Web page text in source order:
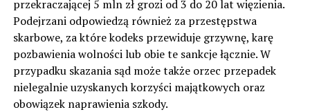
przekraczającej 5 mln zł grozi od 3 do 20 lat więzienia.
Podejrzani odpowiedzą również za przestępstwa
skarbowe, za które kodeks przewiduje grzywnę, karę
pozbawienia wolności lub obie te sankcje łącznie. W
przypadku skazania sąd może także orzec przepadek
nielegalnie uzyskanych korzyści majątkowych oraz
obowiązek naprawienia szkody.